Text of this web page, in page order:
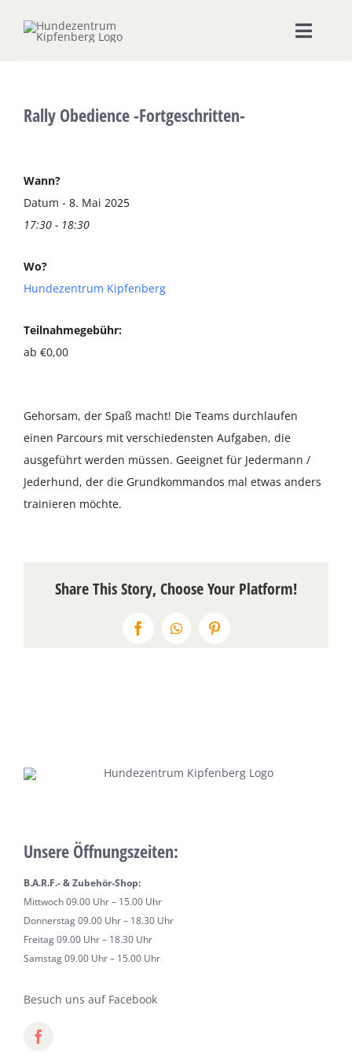
Inhalt
Toggle
Seminare & Workshops
Unsere Shops
Ernährungsberatung
Terminkalender
Kontakt & Anfahrt
Rally Obedience -Fortgeschritten-
Wann?
Datum - 8. Mai 2025
17:30 - 18:30
Wo?
Hundezentrum Kipfenberg
Teilnahmegebühr:
ab €0,00
Gehorsam, der Spaß macht! Die Teams durchlaufen
einen Parcours mit verschiedensten Aufgaben, die
ausgeführt werden müssen. Geeignet für Jedermann /
Jederhund, der die Grundkommandos mal etwas anders
trainieren möchte.
Share This Story, Choose Your Platform!
FacebookWhatsAppPinterest
Unsere Öffnungszeiten:
B.A.R.F.- & Zubehör-Shop:
Mittwoch 09.00 Uhr – 15.00 Uhr
Donnerstag 09.00 Uhr – 18.30 Uhr
Freitag 09.00 Uhr – 18.30 Uhr
Samstag 09.00 Uhr – 15.00 Uhr
Besuch uns auf Facebook